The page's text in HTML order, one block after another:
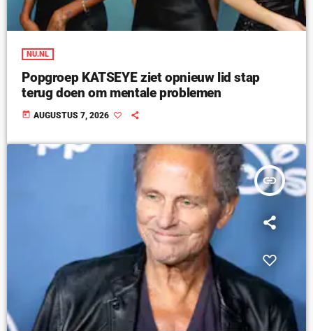
NU.NL
Popgroep KATSEYE ziet opnieuw lid stap
terug doen om mentale problemen
today AUGUSTUS 7, 2026
insert_link